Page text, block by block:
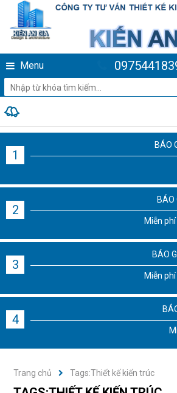
Menu
1
BÁO
2
BÁO
Miễn
3
BÁO
Miễn
4
Trang chủ Tags:Thiết kế kiến trúc